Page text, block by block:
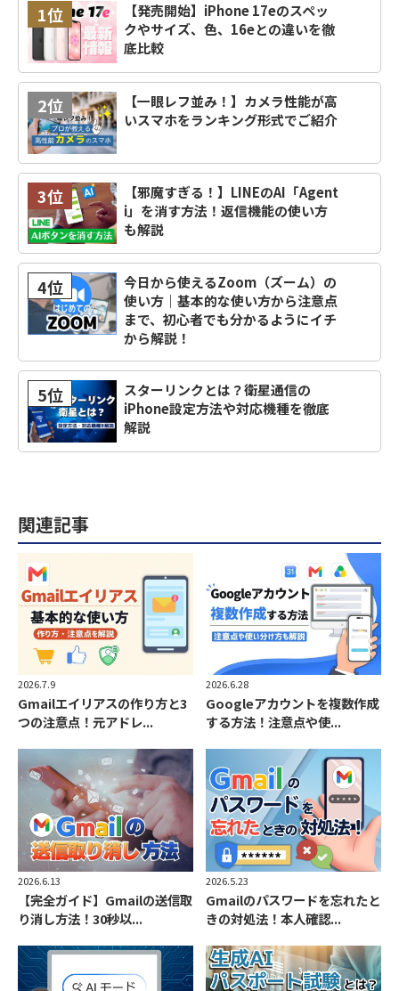
1位
【発売開始】iPhone 17eのスペッ
クやサイズ、色、16eとの違いを徹
底比較
2位
【一眼レフ並み！】カメラ性能が高
いスマホをランキング形式でご紹介
3位
【邪魔すぎる！】LINEのAI「Agent
i」を消す方法！返信機能の使い方
も解説
4位
今日から使えるZoom（ズーム）の
使い方｜基本的な使い方から注意点
まで、初心者でも分かるようにイチ
から解説！
5位
スターリンクとは？衛星通信の
iPhone設定方法や対応機種を徹底
解説
関連記事
2026.7.9
Gmailエイリアスの作り方と3
つの注意点！元アドレ...
2026.6.28
Googleアカウントを複数作成
する方法！注意点や使...
2026.6.13
【完全ガイド】Gmailの送信取
り消し方法！30秒以...
2026.5.23
Gmailのパスワードを忘れたと
きの対処法！本人確認...